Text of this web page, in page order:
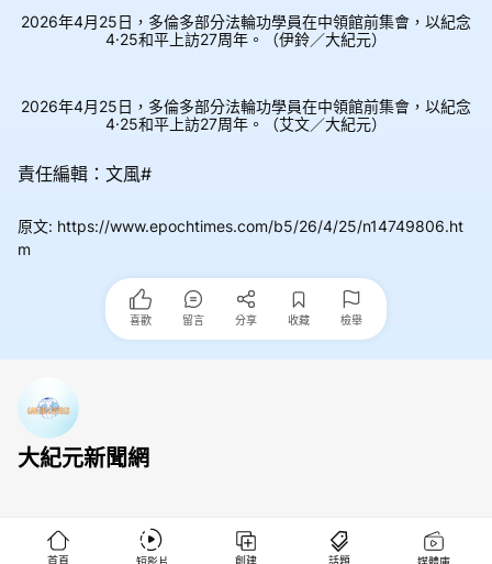
2026年4月25日，多倫多部分法輪功學員在中領館前集會，以紀念
4·25和平上訪27周年。（伊鈴／大紀元）
2026年4月25日，多倫多部分法輪功學員在中領館前集會，以紀念
4·25和平上訪27周年。（艾文／大紀元）
責任編輯：文風#
原文: https://www.epochtimes.com/b5/26/4/25/n14749806.ht
m
喜歡 留言 分享 收藏 檢舉
大紀元新聞網
首頁 短影片 創建 話題 媒體庫